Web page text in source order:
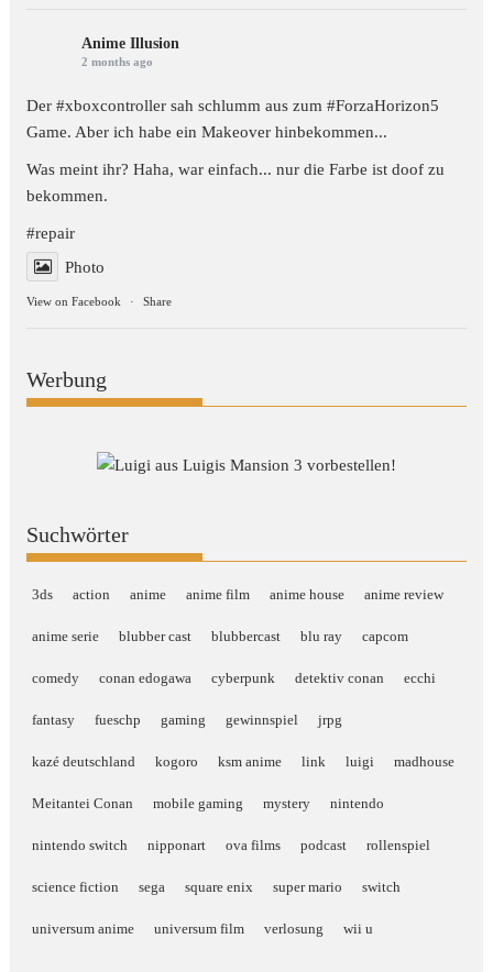
Anime Illusion
2 months ago
Der #xboxcontroller sah schlumm aus zum#ForzaHorizon5
Game. Aber ich habe ein Makeover hinbekommen...
Was meint ihr? Haha, war einfach... nur die Farbe ist doof zu
bekommen.
#repair
Photo
View on Facebook · Share
Werbung
Suchwörter
3ds action anime anime film anime house anime review
anime serie blubber cast blubbercast blu ray capcom
comedy conan edogawa cyberpunk detektiv conan ecchi
fantasy fueschp gaming gewinnspiel jrpg
kazé deutschland kogoro ksm anime link luigi madhouse
Meitantei Conan mobile gaming mystery nintendo
nintendo switch nipponart ova films podcast rollenspiel
science fiction sega square enix super mario switch
universum anime universum film verlosung wii u